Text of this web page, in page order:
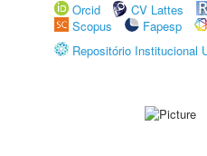
Orcid
CV Lattes
Scopus
Fapesp
Repositório Institucional